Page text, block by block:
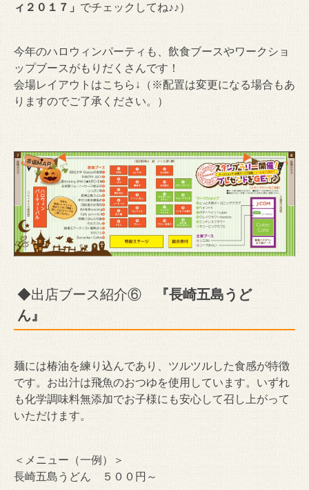
ィ２０１７」 でチェックしてね♪♪）
今年のハロウィンパーティも、飲食ブースやワークショ
ップブースがもりだくさんです！
会場レイアウトはこちら↓（※配置は変更になる場合もあ
りますのでご了承ください。）
◆出店ブース紹介⑥
『長崎五島うど
ん』
麺には椿油を練り込んであり、ツルツルした食感が特徴
です。お出汁は飛魚のおつゆを使用しています。いずれ
も化学調味料無添加でお子様にも安心して召し上がって
いただけます。
＜メニュー（一例）＞
長崎五島うどん ５００円～